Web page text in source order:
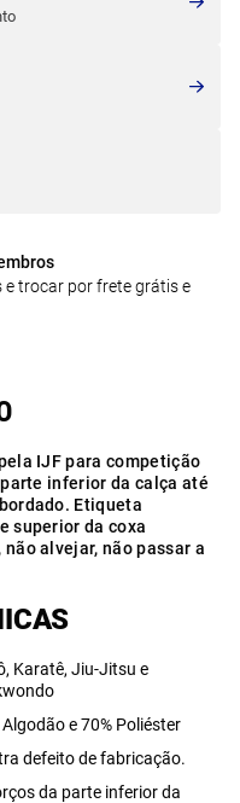
trocar por frete grátis e
IJF para competição
inferior da calça até
Etiqueta
superior da coxa
alvejar, não passar a
Karatê, Jiu-Jitsu e
Algodão e 70% Poliéster
defeito de fabricação.
da parte inferior da